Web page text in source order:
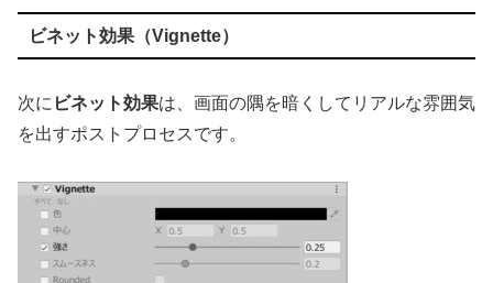
ビネット効果（Vignette）
次に ビネット効果は、画面の隅を暗くしてリアルな雰囲気
を出すポストプロセスです。